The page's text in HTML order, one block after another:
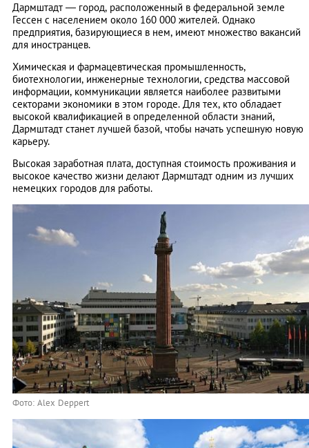
Дармштадт — город, расположенный в федеральной земле
Гессен с населением около 160 000 жителей. Однако
предприятия, базирующиеся в нем, имеют множество вакансий
для иностранцев.
Химическая и фармацевтическая промышленность,
биотехнологии, инженерные технологии, средства массовой
информации, коммуникации является наиболее развитыми
секторами экономики в этом городе. Для тех, кто обладает
высокой квалификацией в определенной области знаний,
Дармштадт станет лучшей базой, чтобы начать успешную новую
карьеру.
Высокая заработная плата, доступная стоимость проживания и
высокое качество жизни делают Дармштадт одним из лучших
немецких городов для работы.
Фото: Alex Deppert